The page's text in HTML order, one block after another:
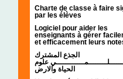
Charte de classe à faire
par les élèves
Logiciel pour aider les
enseignants à gérer
et efficacement leurs
الجذع المشترك
علوم
الحياة والارض